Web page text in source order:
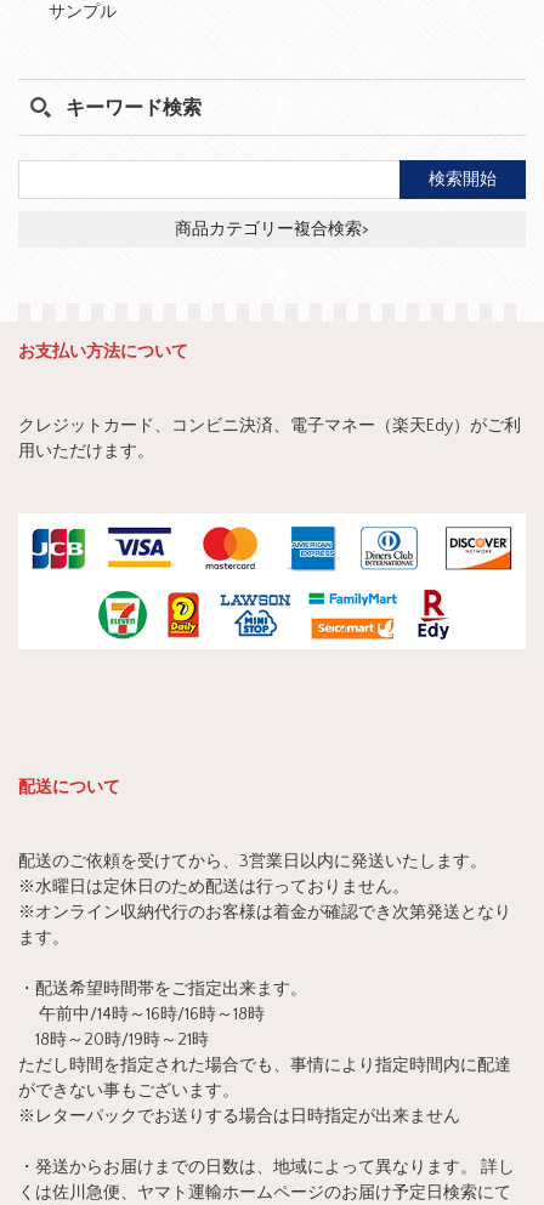
サンプル
キーワード検索
商品カテゴリー複合検索>
お支払い方法について
クレジットカード、コンビニ決済、電子マネー（楽天Edy）がご利
用いただけます。
配送について
配送のご依頼を受けてから、3営業日以内に発送いたします。
※水曜日は定休日のため配送は行っておりません。
※オンライン収納代行のお客様は着金が確認でき次第発送となり
ます。
・配送希望時間帯をご指定出来ます。
午前中/14時～16時/16時～18時
18時～20時/19時～21時
ただし時間を指定された場合でも、事情により指定時間内に配達
ができない事もございます。
※レターパックでお送りする場合は日時指定が出来ません
・発送からお届けまでの日数は、地域によって異なります。 詳し
くは佐川急便、ヤマト運輸ホームページのお届け予定日検索にて